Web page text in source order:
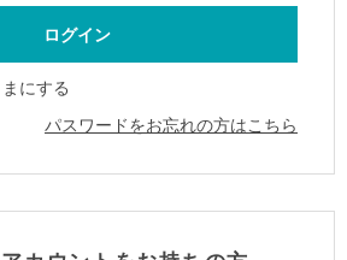
にする
パスワードをお忘れの方はこちら